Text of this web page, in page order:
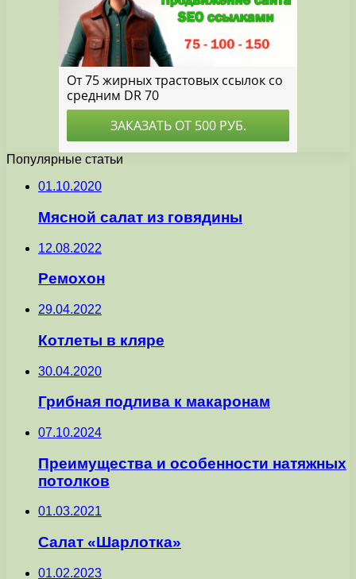
Популярные статьи
01.10.2020
Мясной салат из говядины
12.08.2022
Ремохон
29.04.2022
Котлеты в кляре
30.04.2020
Грибная подлива к макаронам
07.10.2024
Преимущества и особенности натяжных
потолков
01.03.2021
Салат «Шарлотка»
01.02.2023